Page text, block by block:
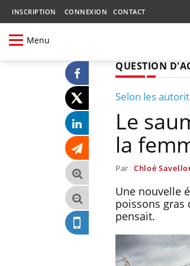
INSCRIPTION CONNEXION CONTACT
Menu
QUESTION
Selon les
Le
la
Par Chloé
Une nouvelle
poissons gras
pensait.